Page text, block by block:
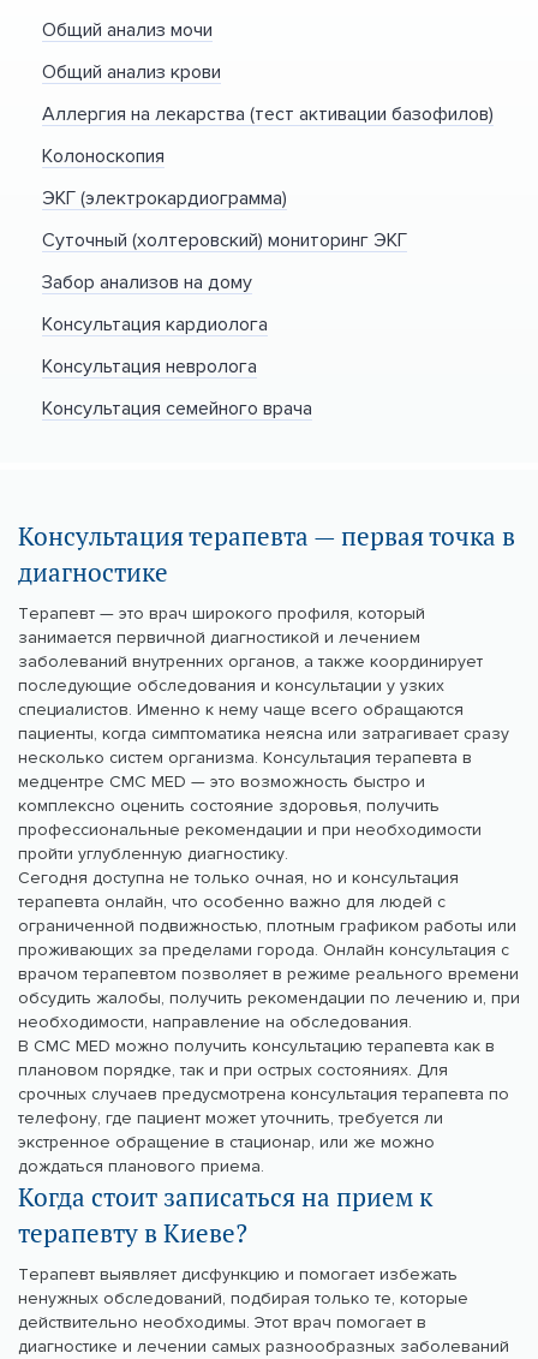
Общий анализ мочи
Общий анализ крови
Аллергия на лекарства (тест активации базофилов)
Колоноскопия
ЭКГ (электрокардиограмма)
Суточный (холтеровский) мониторинг ЭКГ
Забор анализов на дому
Консультация кардиолога
Консультация невролога
Консультация семейного врача
Консультация терапевта — первая точка в
диагностике
Терапевт — это врач широкого профиля, который
занимается первичной диагностикой и лечением
заболеваний внутренних органов, а также координирует
последующие обследования и консультации у узких
специалистов. Именно к нему чаще всего обращаются
пациенты, когда симптоматика неясна или затрагивает сразу
несколько систем организма. Консультация терапевта в
медцентре CMC MED — это возможность быстро и
комплексно оценить состояние здоровья, получить
профессиональные рекомендации и при необходимости
пройти углубленную диагностику.
Сегодня доступна не только очная, но и консультация
терапевта онлайн, что особенно важно для людей с
ограниченной подвижностью, плотным графиком работы или
проживающих за пределами города. Онлайн консультация с
врачом терапевтом позволяет в режиме реального времени
обсудить жалобы, получить рекомендации по лечению и, при
необходимости, направление на обследования.
В CMC MED можно получить консультацию терапевта как в
плановом порядке, так и при острых состояниях. Для
срочных случаев предусмотрена консультация терапевта по
телефону, где пациент может уточнить, требуется ли
экстренное обращение в стационар, или же можно
дождаться планового приема.
Когда стоит записаться на прием к
терапевту в Киеве?
Терапевт выявляет дисфункцию и помогает избежать
ненужных обследований, подбирая только те, которые
действительно необходимы. Этот врач помогает в
диагностике и лечении самых разнообразных заболеваний